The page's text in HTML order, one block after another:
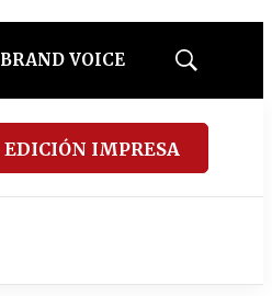
BRAND VOICE
Mostrar
EDICIÓN IMPRESA